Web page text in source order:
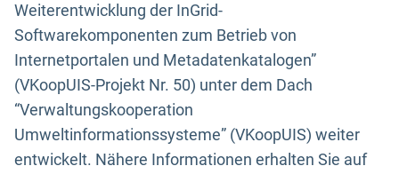
Weiterentwicklung der InGrid-
Softwarekomponenten zum Betrieb von
Internetportalen und Metadatenkatalogen”
(VKoopUIS-Projekt Nr. 50) unter dem Dach
“Verwaltungskooperation
Umweltinformationssysteme” (VKoopUIS) weiter
entwickelt. Nähere Informationen erhalten Sie auf